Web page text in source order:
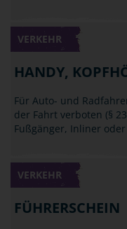
VERKEHR
HANDY,
Für Auto- und
der Fahrt verboten (§
Fußgänger, Inliner
VERKEHR
FÜHRERSCHEIN